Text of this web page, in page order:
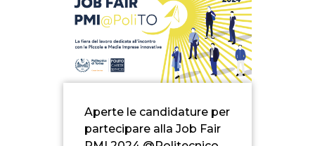
Aperte le candidature per
partecipare alla Job Fair